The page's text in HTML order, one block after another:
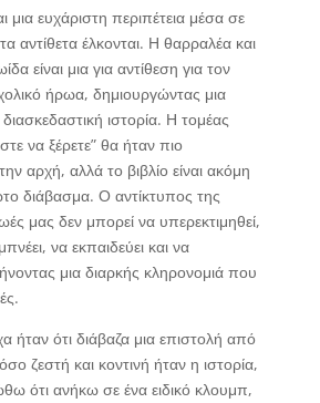
μια ευχάριστη περιπέτεια μέσα σε
αντίθετα έλκονται. Η θαρραλέα και
είναι μια για αντίθεση για τον
ήρωα, δημιουργώντας μια
ιστορία. Η τομέας
να ξέρετε” θα ήταν πιο
αρχή, αλλά το βιβλίο είναι ακόμη
διάβασμα. Ο αντίκτυπος της
μας δεν μπορεί να υπερεκτιμηθεί,
να εκπαιδεύει και να
μια διαρκής κληρονομιά που
ήταν ότι διάβαζα μια επιστολή από
ζεστή και κοντινή ήταν η ιστορία,
ότι ανήκω σε ένα ειδικό κλουμπ,